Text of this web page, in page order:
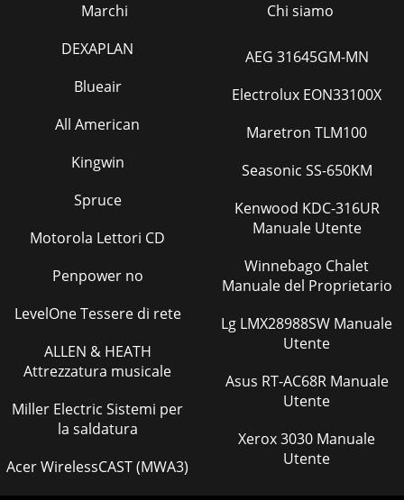
Marchi
Chi siamo
DEXAPLAN
Blueair
All American
Kingwin
Spruce
Motorola Lettori CD
Penpower no
LevelOne Tessere di rete
ALLEN & HEATH
Attrezzatura musicale
Miller Electric Sistemi per
la saldatura
Acer WirelessCAST (MWA3)
AEG 31645GM-MN
Electrolux EON33100X
Maretron TLM100
Seasonic SS-650KM
Kenwood KDC-316UR
Manuale Utente
Winnebago Chalet
Manuale del Proprietario
Lg LMX28988SW Manuale
Utente
Asus RT-AC68R Manuale
Utente
Xerox 3030 Manuale
Utente